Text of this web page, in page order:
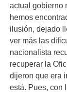
actual gobierno
hemos
ilusión, dejado
ver más las
nacionalista
recuperar la
dijeron que era
está. Pues, con